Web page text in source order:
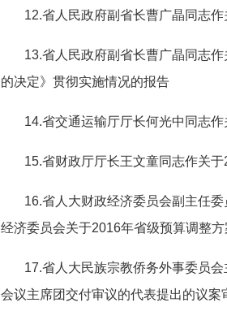
12.省人民政府副省长曹广晶同志
13.省人民政府副省长曹广晶同志
的决定》贯彻实施情况的报告
14.省交通运输厅厅长何光中同志
15.省财政厅厅长王文童同志作关
16.省人大财政经济委员会副主任
经济委员会关于2016年省级预算调整
17.省人大民族宗教侨务外事委员
会议主席团交付审议的代表提出的议案